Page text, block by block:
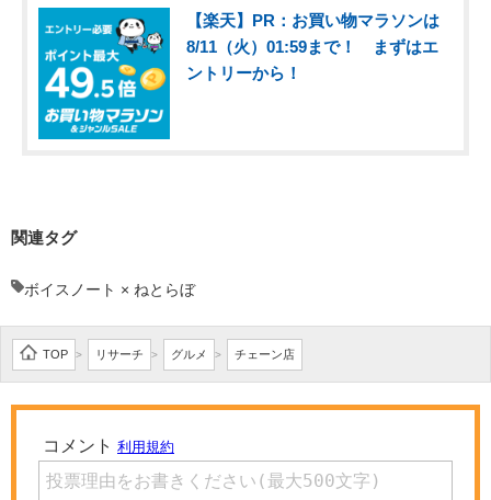
【楽天】PR：お買い物マラソンは
8/11（火）01:59まで！ まずはエ
ントリーから！
関連タグ
ボイスノート × ねとらぼ
TOP > リサーチ > グルメ > チェーン店